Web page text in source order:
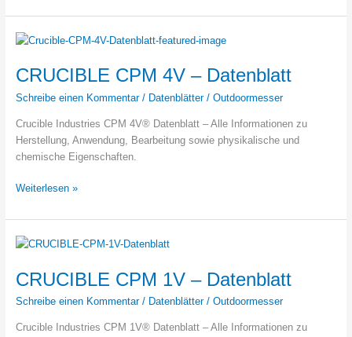
2
–
CRUCIBLE CPM 4V – Datenblatt
Schreibe einen Kommentar / Datenblätter/ Outdoormesser
Crucible Industries CPM 4V® Datenblatt – Alle Informationen zu
Herstellung, Anwendung, Bearbeitung sowie physikalische und
chemische Eigenschaften.
CRUCIBLE
4V
–
Weiterlesen »
CRUCIBLE CPM 1V – Datenblatt
Schreibe einen Kommentar / Datenblätter/ Outdoormesser
Crucible Industries CPM 1V® Datenblatt – Alle Informationen zu